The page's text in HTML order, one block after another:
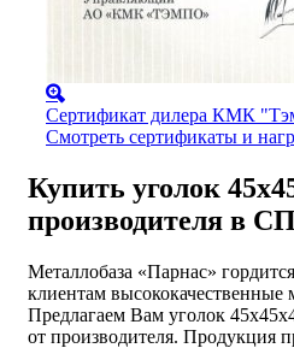
Сертификат дилера КМК
Смотреть сертификаты и
Купить уголок
производителя в
Металлобаза «Парнас»
клиентам высококачественные
Предлагаем Вам уголок
от производителя. Продукция